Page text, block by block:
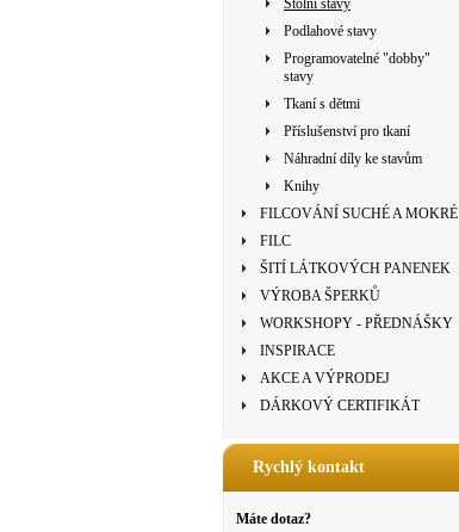
Stolní stavy
Podlahové stavy
Programovatelné "dobby"
stavy
Tkaní s dětmi
Příslušenství pro tkaní
Náhradní díly ke stavům
Knihy
FILCOVÁNÍ SUCHÉ A MOKRÉ
FILC
ŠITÍ LÁTKOVÝCH PANENEK
VÝROBA ŠPERKŮ
WORKSHOPY - PŘEDNÁŠKY
INSPIRACE
AKCE A VÝPRODEJ
DÁRKOVÝ CERTIFIKÁT
Rychlý kontakt
Máte dotaz?